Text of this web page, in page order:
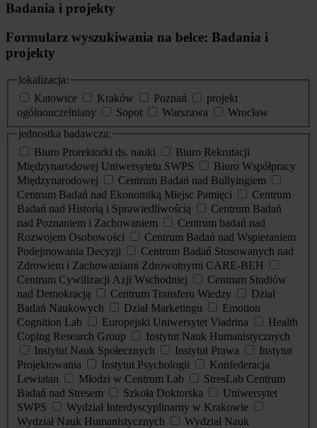
Badania i projekty
Formularz wyszukiwania na belce: Badania i
projekty
lokalizacja:
Katowice
Kraków Poznań
projekt
ogólnouczelniany
Sopot Warszawa
Wrocław
jednostka badawcza:
Biuro Prorektorki ds. nauki
Biuro Rekrutacji
Międzynarodowej Uniwersytetu SWPS
Biuro Współpracy
Międzynarodowej
Centrum Badań nad Bullyingiem
Centrum Badań nad Ekonomiką Miejsc Pamięci
Centrum
Badań nad Historią i Sprawiedliwością
Centrum Badań
nad Poznaniem i Zachowaniem
Centrum badań nad
Rozwojem Osobowości
Centrum Badań nad Wspieraniem
Podejmowania Decyzji
Centrum Badań Stosowanych nad
Zdrowiem i Zachowaniami Zdrowotnymi CARE-BEH
Centrum Cywilizacji Azji Wschodniej
Centrum Studiów
nad Demokracją
Centrum Transferu Wiedzy
Dział
Badań Naukowych
Dział Marketingu
Emotion
Cognition Lab
Europejski Uniwersytet Viadrina
Health
Coping Research Group
Instytut Nauk Humanistycznych
Instytut Nauk Społecznych
Instytut Prawa
Instytut
Projektowania
Instytut Psychologii
Konfederacja
Lewiatan
Młodzi w Centrum Lab
StresLab Centrum
Badań nad Stresem
Szkoła Doktorska
Uniwersytet
SWPS
Wydział Interdyscyplinarny w Krakowie
Wydział Nauk Humanistycznych
Wydział Nauk